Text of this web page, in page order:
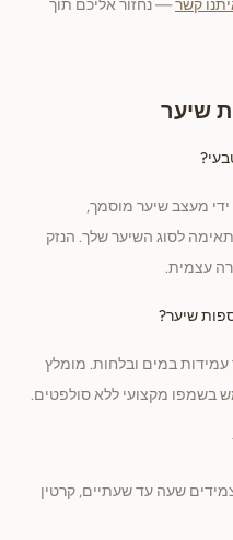
קשר— נחזור אליכם תוך
שיער
מעצב שיער מוסמך,
לסוג השיער שלך. הנזק
עצמית.
שיער?
עמידות במים ובלחות. מומלץ
בשמפו מקצועי ללא סולפטים.
30–60 דקות, צמידים שעה עד שעתיים, קרטין